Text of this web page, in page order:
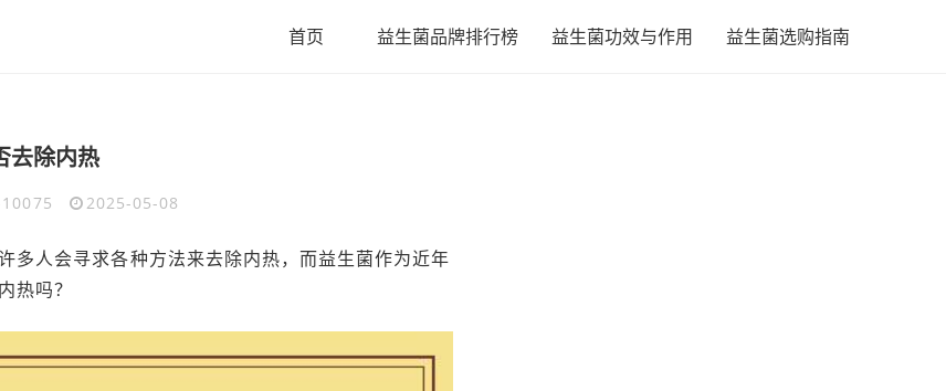
首页 益生菌品牌排行榜 益生菌功效与作用 益生菌选购指南
去除内热
2025-05-08
多人会寻求各种方法来去除内热，而益生菌作为近年
热吗？